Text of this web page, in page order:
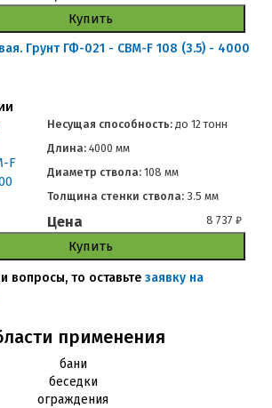
Купить
Грунт ГФ-021 - СВМ-F 108 (3.5) - 4000
Несущая способность: до 12 тонн
Длина:4000 мм
Диаметр ствола:108 мм
Толщина стенки ствола:3.5 мм
Цена 8 737₽
Купить
вопросы, то оставьте заявку на
применения
бани
беседки
ограждения